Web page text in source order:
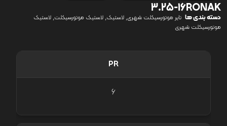
3.25-16RONAK
دسته بندی ها تایر موتورسیکلت شهری, لاستیک, لاستیک موتورسیکلت, لاستیک
موتورسیکلت شهری
PR
6